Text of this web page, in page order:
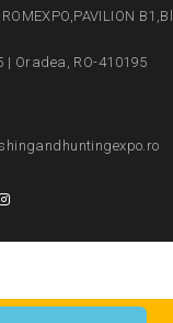
Oradea, RO-410195